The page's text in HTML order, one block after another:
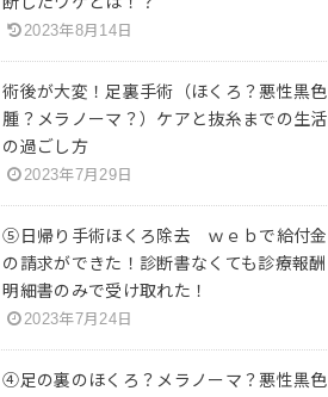
2023年8月14日
術後が大変！足裏手術（ほくろ？悪性黒色
腫？メラノーマ？）ケアと抜糸までの生活
の過ごし方
2023年7月29日
⑤日帰り手術ほくろ除去 ｗｅｂで給付金
の請求ができた！診断書なくても診療報酬
明細書のみで受け取れた！
2023年7月24日
④足の裏のほくろ？メラノーマ？悪性黒色